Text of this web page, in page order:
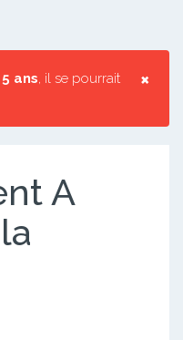
×
ans, il se pourrait
A